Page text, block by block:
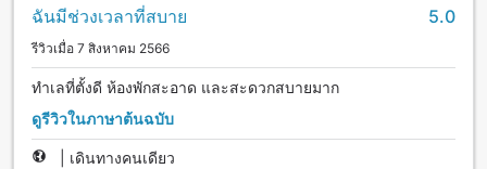
ฉันมีช่วงเวลาที่สบาย 5.0
รีวิวเมื่อ 7 สิงหาคม 2566
ทำเลที่ตั้งดี ห้องพักสะอาด และสะดวกสบายมาก
ดูรีวิวในภาษาต้นฉบับ
เดินทางคนเดียว